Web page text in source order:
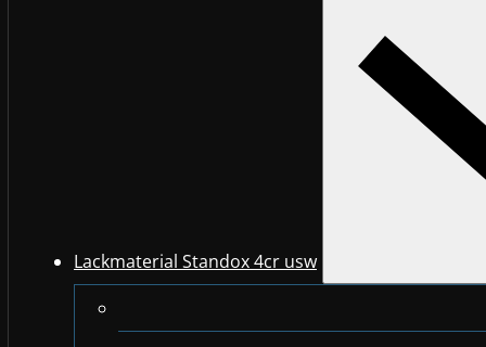
Lackmaterial Standox 4cr usw